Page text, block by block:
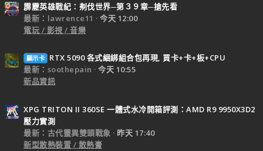
霹靂英雄戰紀：刜伐世界─第３９章─搶先看
最新：lawrence11
今天 12:00
電玩 / 影視 / 音樂
顯示卡
RTX 5090 各式綑綁組合包再現, 買卡+卡+板+CPU
最新：soothepain
今天 10:55
新品資訊
XPG TRITON II 360SE 一體式水冷開箱評測：AMD R9 9950X3D2
壓力實測
最新：古代靈異雙頭戰象
昨天 17:40
新型散熱裝置 / 散熱膏